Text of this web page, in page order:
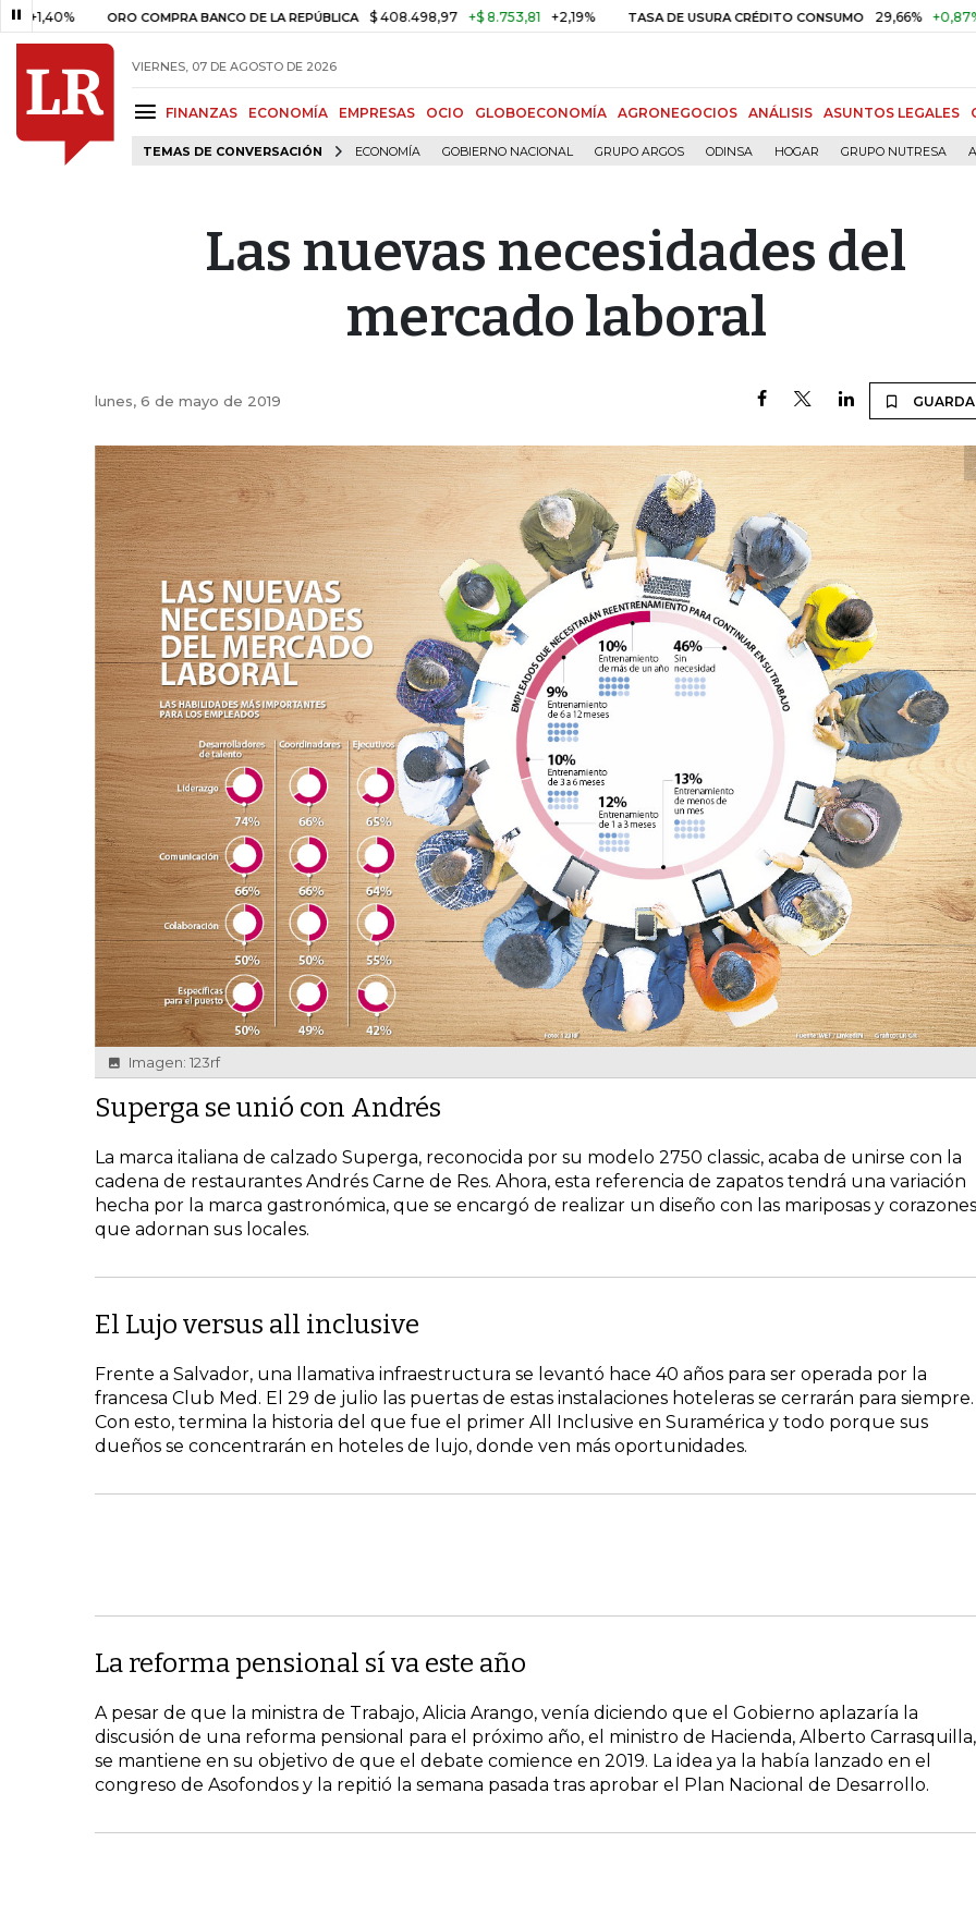
ORO COMPRA BANCO DE LA REPÚBLICA $ 408.498,97 +$ 8.753,81 +2,19% TASA DE USURA CRÉDITO CONSUMO 29,66% +0,87% +3,02%
VIERNES, 07 DE AGOSTO DE 2026
FINANZAS ECONOMÍA EMPRESAS OCIO GLOBOECONOMÍA AGRONEGOCIOS ANÁLISIS ASUNTOS LEGALES
TEMAS DE CONVERSACIÓN ECONOMÍA GOBIERNO NACIONAL GRUPO ARGOS ODINSA HOGAR GRUPO NUTRESA
Las nuevas necesidades del
mercado laboral
lunes, 6 de mayo de 2019
Imagen: 123rf
Superga se unió con Andrés
La marca italiana de calzado Superga, reconocida por su modelo 2750 classic, acaba de unirse con la
cadena de restaurantes Andrés Carne de Res. Ahora, esta referencia de zapatos tendrá una variación
hecha por la marca gastronómica, que se encargó de realizar un diseño con las mariposas y corazones
que adornan sus locales.
El Lujo versus all inclusive
Frente a Salvador, una llamativa infraestructura se levantó hace 40 años para ser operada por la
francesa Club Med. El 29 de julio las puertas de estas instalaciones hoteleras se cerrarán para siempre.
Con esto, termina la historia del que fue el primer All Inclusive en Suramérica y todo porque sus
dueños se concentrarán en hoteles de lujo, donde ven más oportunidades.
La reforma pensional sí va este año
A pesar de que la ministra de Trabajo, Alicia Arango, venía diciendo que el Gobierno aplazaría la
discusión de una reforma pensional para el próximo año, el ministro de Hacienda, Alberto Carrasquilla,
se mantiene en su objetivo de que el debate comience en 2019. La idea ya la había lanzado en el
congreso de Asofondos y la repitió la semana pasada tras aprobar el Plan Nacional de Desarrollo.